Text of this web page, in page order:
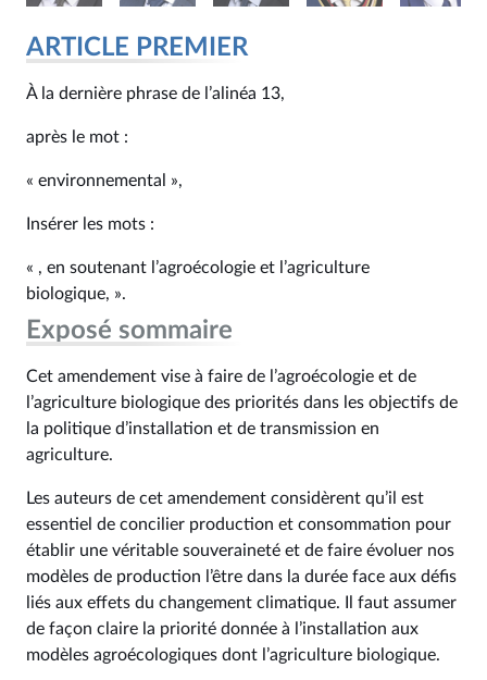
ARTICLE PREMIER
À la dernière phrase de l’alinéa 13,
après le mot :
« environnemental »,
Insérer les mots :
« , en soutenant l’agroécologie et l’agriculture
biologique, ».
Exposé sommaire
Cet amendement vise à faire de l’agroécologie et de
l’agriculture biologique des priorités dans les objectifs de
la politique d’installation et de transmission en
agriculture.
Les auteurs de cet amendement considèrent qu’il est
essentiel de concilier production et consommation pour
établir une véritable souveraineté et de faire évoluer nos
modèles de production l’être dans la durée face aux défis
liés aux effets du changement climatique. Il faut assumer
de façon claire la priorité donnée à l’installation aux
modèles agroécologiques dont l’agriculture biologique.